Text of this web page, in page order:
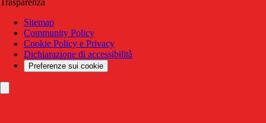
Sitemap
Community Policy
Cookie Policy e Privacy
Dichiarazione di accessibilità
Preferenze sui cookie